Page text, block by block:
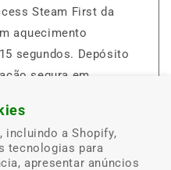
incluindo a Shopify,
tecnologias para
apresentar anúncios
Steam First da
aquecimento
segundos. Depósito
segura em